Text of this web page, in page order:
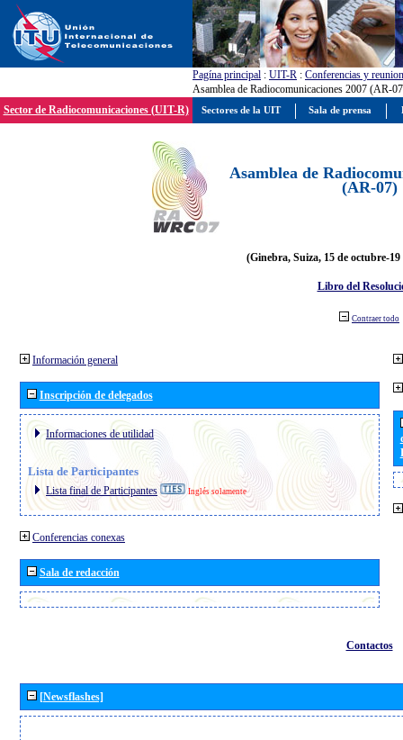
Pagína principal : UIT-R : Conferencias y
Asamblea de Radiocomunicaciones 2007 (AR-
Sector de Radiocomunicaciones (UIT-R)
Asamblea de
(AR-07)
(Ginebra, Suiza, 15 de octubre-19
Libro del
Contraer todo
Información general
Inscripción de delegados
Informaciones de utilidad
Lista de Participantes
Lista final de Participantes Inglés solamente
Conferencias conexas
Sala de redacción
Contactos
[Newsflashes]
Sectores de la UIT Sala de prensa